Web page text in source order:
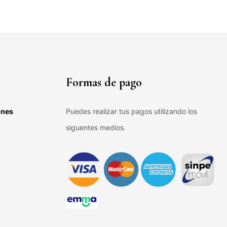
Formas de pago
Puedes realizar tus pagos utilizando los
siguentes medios.